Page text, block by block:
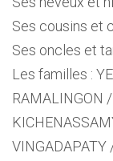
Ses cousins et
Ses oncles et
Les familles :
RAMALINGON
VINGADAPATY